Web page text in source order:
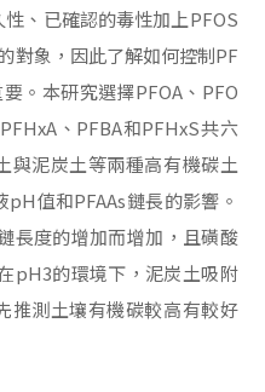
、已確認的毒性加上PFOS
對象，因此了解如何控制PF
。本研究選擇PFOA、PFO
、PFBA和PFHxS共六
與泥炭土等兩種高有機碳土
值和PFAAs鏈長的影響。
長度的增加而增加，且磺酸
pH3的環境下，泥炭土吸附
推測土壤有機碳較高有較好